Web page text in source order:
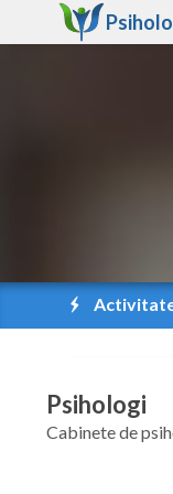
Psihologi
Cabinete de